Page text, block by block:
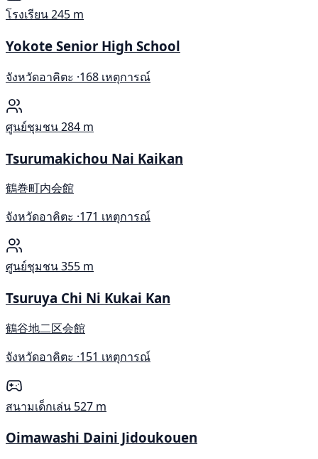
โรงเรียน245 m
Yokote Senior High School
จังหวัดอาคิตะ ·168 เหตุการณ์
ศูนย์ชุมชน284 m
Tsurumakichou Nai Kaikan
鶴巻町内会館
จังหวัดอาคิตะ ·171 เหตุการณ์
ศูนย์ชุมชน355 m
Tsuruya Chi Ni Kukai Kan
鶴谷地二区会館
จังหวัดอาคิตะ ·151 เหตุการณ์
สนามเด็กเล่น 527 m
Oimawashi Daini Jidoukouen